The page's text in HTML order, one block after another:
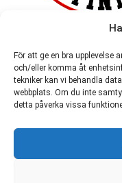
För att ge en bra upplevelse
och/eller komma åt
tekniker kan vi behandla
webbplats. Om du inte
detta påverka vissa